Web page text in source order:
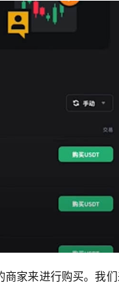
家来进行购买。我